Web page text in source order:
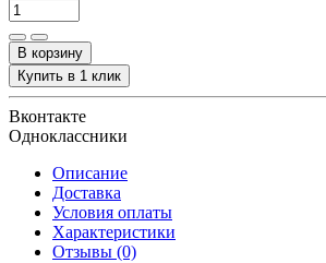
В корзину
Купить в 1 клик
Вконтакте
Одноклассники
Описание
Доставка
Условия оплаты
Характеристики
Отзывы (0)